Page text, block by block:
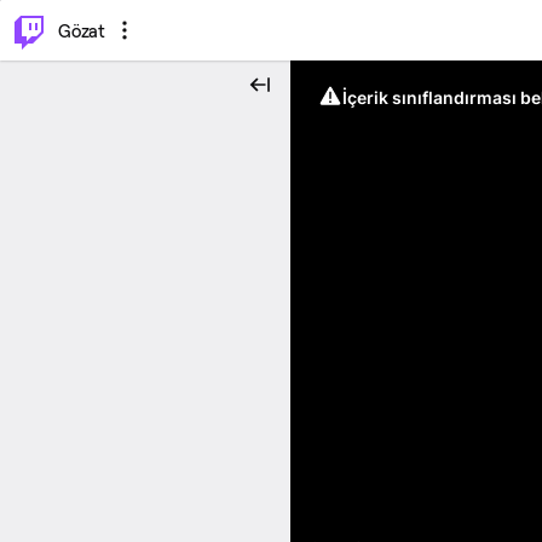
Gözat
İçerik sınıflandırması